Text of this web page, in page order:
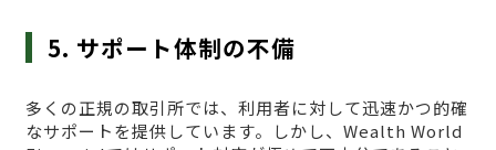
5. サポート体制の不備
多くの正規の取引所では、利用者に対して迅速かつ的確
なサポートを提供しています。しかし、Wealth World